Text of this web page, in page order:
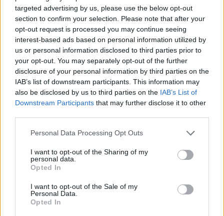
targeted advertising by us, please use the below opt-out
section to confirm your selection. Please note that after your
opt-out request is processed you may continue seeing
interest-based ads based on personal information utilized by
us or personal information disclosed to third parties prior to
your opt-out. You may separately opt-out of the further
disclosure of your personal information by third parties on the
IAB’s list of downstream participants. This information may
also be disclosed by us to third parties on the IAB’s List of
Downstream Participants that may further disclose it to other
Personal Data Processing Opt Outs
I want to opt-out of the Sharing of my
personal data.
Opted In
I want to opt-out of the Sale of my
Personal Data.
Opted In
Grünes Licht für grünen Antrieb.
Karsten Schnake, Vorstand für Beschaffung bei Škoda Auto und